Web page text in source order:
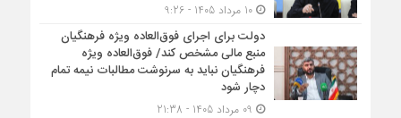
10 مرداد 1405 - 9:26
دولت برای اجرای فوق‌العاده ویژه فرهنگیان
منبع مالی مشخص کند/ فوق‌العاده ویژه
فرهنگیان نباید به سرنوشت مطالبات نیمه‌ تمام
دچار شود